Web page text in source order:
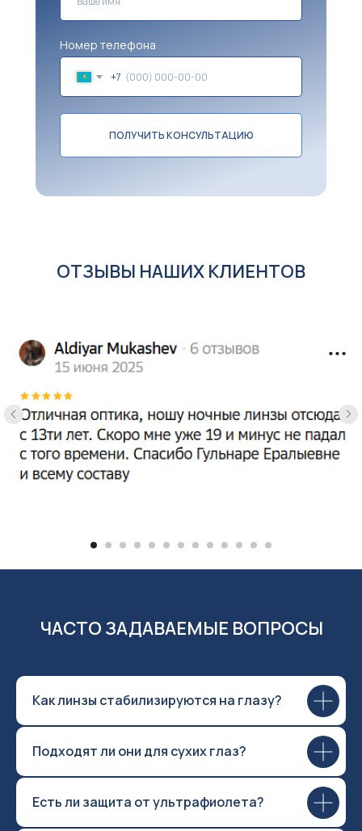
Номер телефона
+7
ПОЛУЧИТЬ КОНСУЛЬТАЦИЮ
ОТЗЫВЫ НАШИХ КЛИЕНТОВ
ЧАСТО ЗАДАВАЕМЫЕ ВОПРОСЫ
Как линзы стабилизируются на глазу?
Подходят ли они для сухих глаз?
Есть ли защита от ультрафиолета?